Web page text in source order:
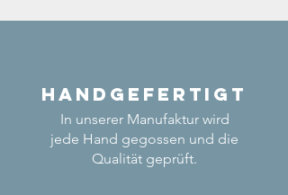
Handgefertigt
In unserer Manufaktur wird
jede Hand gegossen und die
Qualität geprüft.